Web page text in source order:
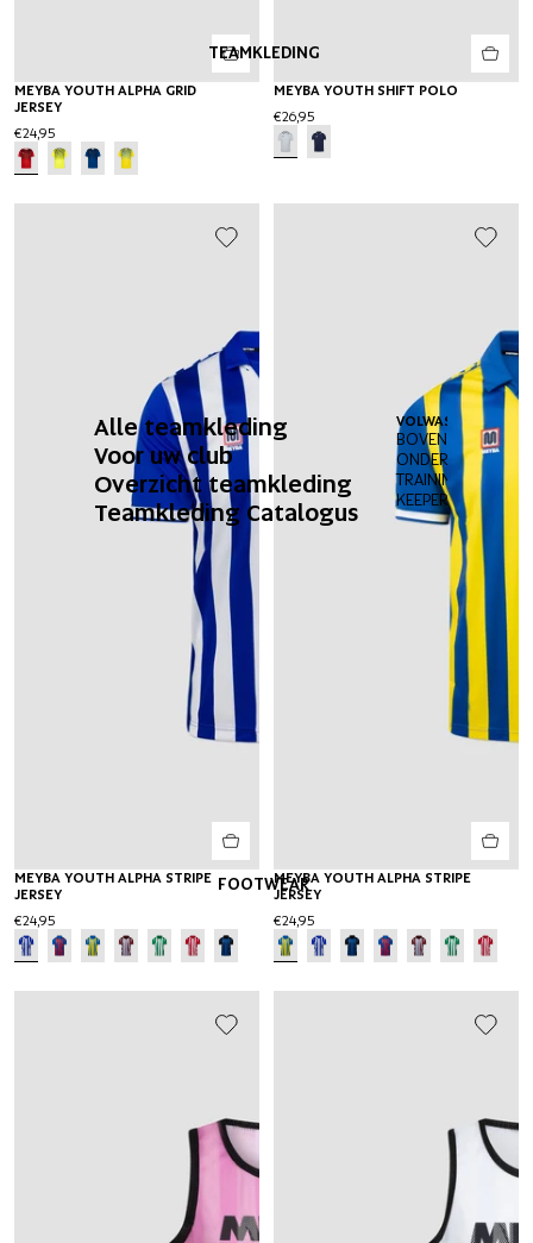
TEAMKLEDING
Alle teamkleding
Voor uw club
Overzicht teamkleding
Teamkleding Catalogus
VOLWASSENEN
BOVENKLEDING
ONDERKLEDING
TRAININGSPAKKEN
KEEPERSETS
FOOTWEAR
MEYBA YOUTH ALPHA GRID
JERSEY
€24,95
MEYBA YOUTH SHIFT POLO
€26,95
MEYBA YOUTH ALPHA STRIPE
JERSEY
€24,95
MEYBA YOUTH ALPHA STRIPE
JERSEY
€24,95